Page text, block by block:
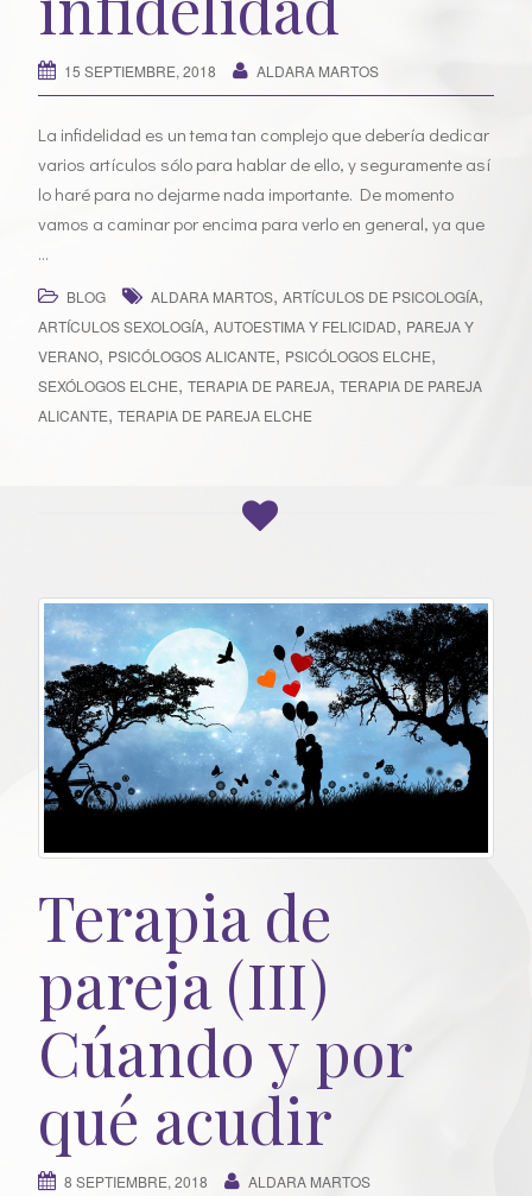
15 SEPTIEMBRE, 2018 ALDARA MARTOS
La infidelidad es un tema tan complejo que debería dedicar
varios artículos sólo para hablar de ello, y seguramente así
lo haré para no dejarme nada importante. De momento
vamos a caminar por encima para verlo en general, ya que
…
BLOG ALDARA MARTOS, ARTÍCULOS DE PSICOLOGÍA,
ARTÍCULOS SEXOLOGÍA, AUTOESTIMA Y FELICIDAD, PAREJA Y
VERANO, PSICÓLOGOS ALICANTE, PSICÓLOGOS ELCHE,
SEXÓLOGOS ELCHE, TERAPIA DE PAREJA, TERAPIA DE PAREJA
ALICANTE, TERAPIA DE PAREJA ELCHE
Terapia de
pareja (III)
Cúando y por
qué acudir
8 SEPTIEMBRE, 2018 ALDARA MARTOS